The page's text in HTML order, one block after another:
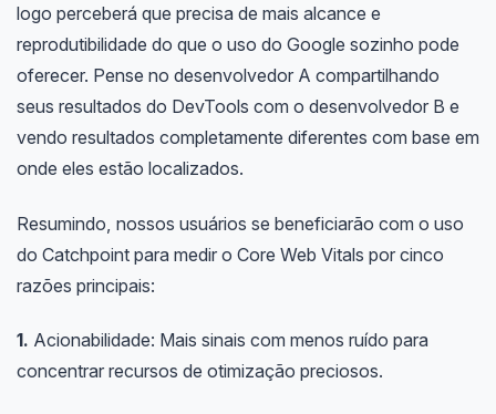
logo perceberá que precisa de mais alcance e
reprodutibilidade do que o uso do Google sozinho pode
oferecer. Pense no desenvolvedor A compartilhando
seus resultados do DevTools com o desenvolvedor B e
vendo resultados completamente diferentes com base em
onde eles estão localizados.
Resumindo, nossos usuários se beneficiarão com o uso
do Catchpoint para medir o Core Web Vitals por cinco
razões principais:
1. Acionabilidade: Mais sinais com menos ruído para
concentrar recursos de otimização preciosos.